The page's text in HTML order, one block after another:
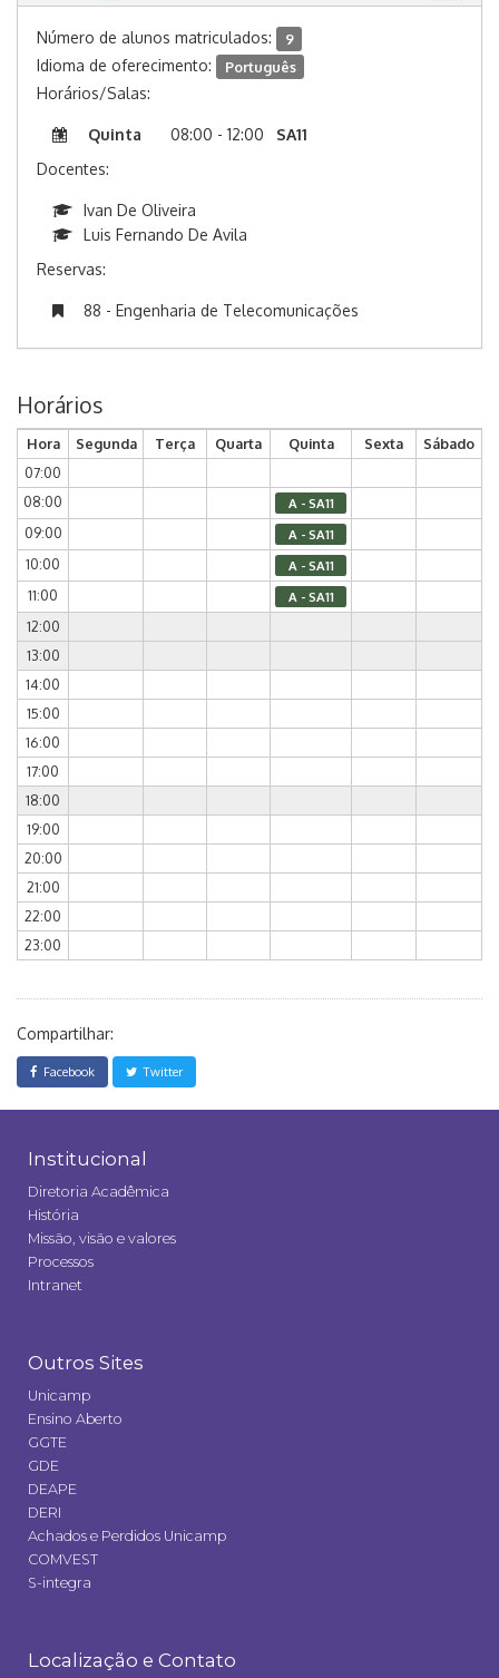
Número de alunos matriculados: 9
Idioma de oferecimento: Português
Horários/Salas:
Quinta 08:00 - 12:00
SA11
Docentes:
Ivan De Oliveira
Luis Fernando De Avila
Reservas:
88 - Engenharia de Telecomunicações
Horários
Hora Segunda Terça Quarta Quinta Sexta
Sábado
07:00
08:00
A - SA11
09:00 A - SA11
10:00 A - SA11
11:00 A - SA11
12:00
13:00
14:00
15:00
16:00
17:00
18:00
19:00
20:00
21:00
22:00
23:00
Compartilhar:
Facebook Twitter
Institucional
Diretoria Acadêmica
História
Missão, visão e valores
Processos
Intranet
Outros Sites
Unicamp
Ensino Aberto
GGTE
GDE
DEAPE
DERI
Achados e Perdidos Unicamp
COMVEST
S-integra
Localização e Contato